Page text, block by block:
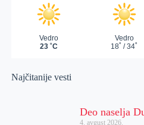
Najčitanije vesti
Deo naselja
4. avgust 2026.